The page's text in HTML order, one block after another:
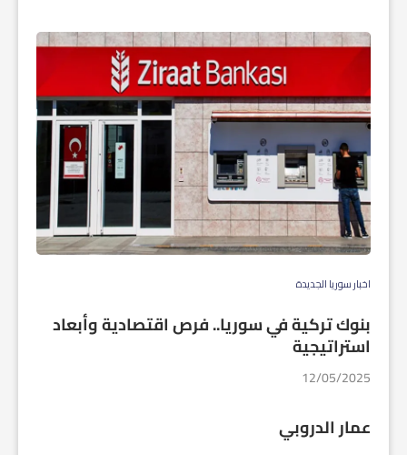
اخبار سوريا الجديدة
بنوك تركية في سوريا.. فرص اقتصادية وأبعاد
استراتيجية
12/05/2025
عمار الدروبي